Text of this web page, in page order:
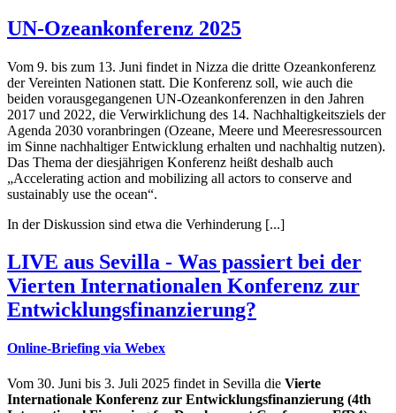
UN-Ozeankonferenz 2025
Vom 9. bis zum 13. Juni findet in Nizza die dritte Ozeankonferenz
der Vereinten Nationen statt. Die Konferenz soll, wie auch die
beiden vorausgegangenen UN-Ozeankonferenzen in den Jahren
2017 und 2022, die Verwirklichung des 14. Nachhaltigkeitsziels der
Agenda 2030 voranbringen (Ozeane, Meere und Meeresressourcen
im Sinne nachhaltiger Entwicklung erhalten und nachhaltig nutzen).
Das Thema der diesjährigen Konferenz heißt deshalb auch
„Accelerating action and mobilizing all actors to conserve and
sustainably use the ocean“.
In der Diskussion sind etwa die Verhinderung [...]
LIVE aus Sevilla - Was passiert bei der
Vierten Internationalen Konferenz zur
Entwicklungsfinanzierung?
Online-Briefing via Webex
Vom 30. Juni bis 3. Juli 2025 findet in Sevilla die Vierte
Internationale Konferenz zur Entwicklungsfinanzierung (4th